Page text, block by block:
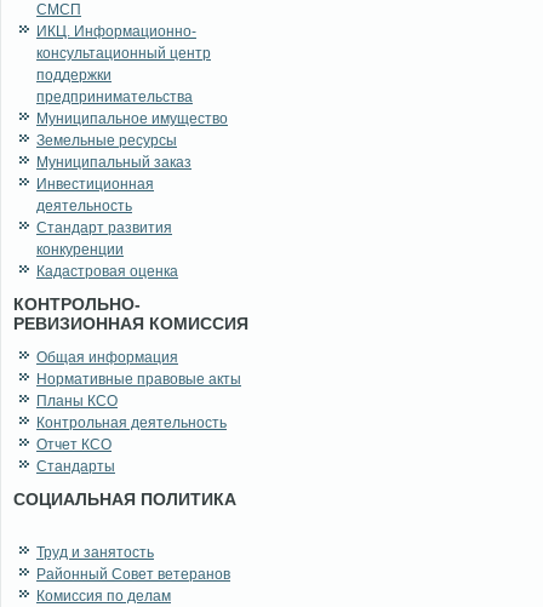
СМСП
ИКЦ. Информационно-
консультационный центр
поддержки
предпринимательства
Муниципальное имущество
Земельные ресурсы
Муниципальный заказ
Инвестиционная
деятельность
Стандарт развития
конкуренции
Кадастровая оценка
КОНТРОЛЬНО-
РЕВИЗИОННАЯ КОМИССИЯ
Общая информация
Нормативные правовые акты
Планы КСО
Контрольная деятельность
Отчет КСО
Стандарты
СОЦИАЛЬНАЯ ПОЛИТИКА
Труд и занятость
Районный Совет ветеранов
Комиссия по делам